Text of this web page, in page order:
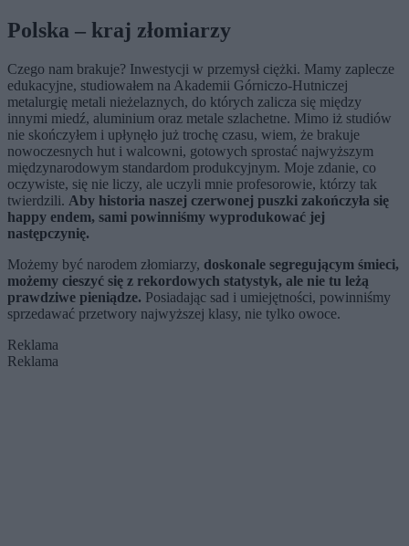
Polska – kraj złomiarzy
Czego nam brakuje? Inwestycji w przemysł ciężki. Mamy zaplecze
edukacyjne, studiowałem na Akademii Górniczo-Hutniczej
metalurgię metali nieżelaznych, do których zalicza się między
innymi miedź, aluminium oraz metale szlachetne. Mimo iż studiów
nie skończyłem i upłynęło już trochę czasu, wiem, że brakuje
nowoczesnych hut i walcowni, gotowych sprostać najwyższym
międzynarodowym standardom produkcyjnym. Moje zdanie, co
oczywiste, się nie liczy, ale uczyli mnie profesorowie, którzy tak
twierdzili. Aby historia naszej czerwonej puszki zakończyła się
happy endem, sami powinniśmy wyprodukować jej
następczynię.
Możemy być narodem złomiarzy, doskonale segregującym śmieci,
możemy cieszyć się z rekordowych statystyk, ale nie tu leżą
prawdziwe pieniądze. Posiadając sad i umiejętności, powinniśmy
sprzedawać przetwory najwyższej klasy, nie tylko owoce.
Reklama
Reklama